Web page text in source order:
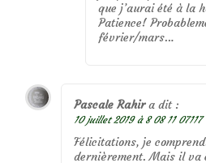
que j’aurai été à la
Patience!
février/mars…
Pascale Rahir a dit :
10 juillet 2019 à 8 08 11 07117
Félicitations, je
dernièrement. Mais il va